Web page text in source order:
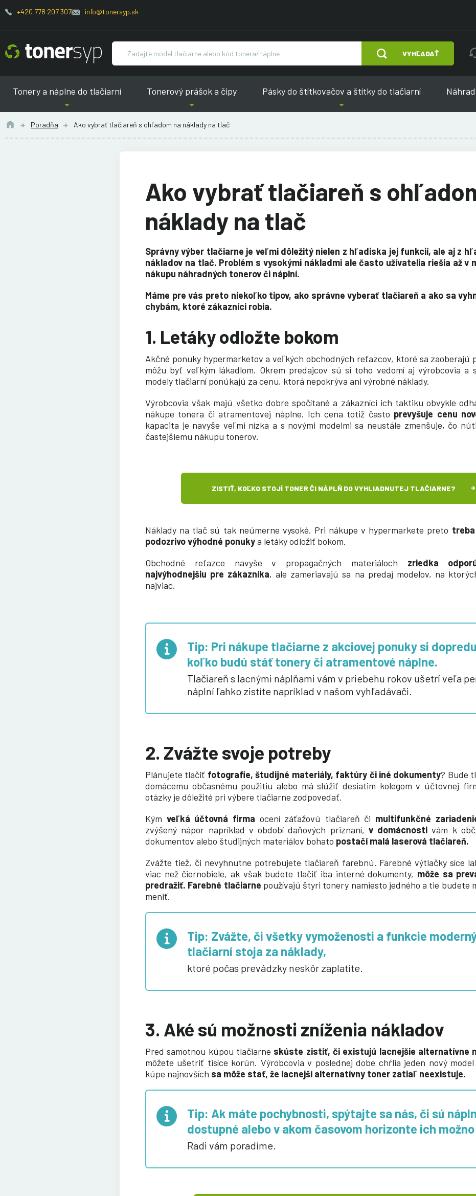
+420 778 207 307 info@tonersyp.sk
VYHĽADAŤ
Tonery a náplne do tlačiarní Tonerový prášok a čipy Pásky do štítkovačov a štítky do tlačiarní
Poradňa Ako vybrať tlačiareň s ohľadom na náklady na tlač
Ako vybrať tlačiareň s
náklady na tlač
Správny výber tlačiarne je veľmi dôležitý nielen z hľadiska jej funkcií, ale aj z
nákladov na tlač. Problém s vysokými nákladmi ale často užívatelia riešia až v
nákupu náhradných tonerov či náplní.
Máme pre vás preto niekoľko tipov, ako správne vyberať tlačiareň a ako sa
chybám, ktoré zákazníci robia.
1. Letáky odložte bokom
Akčné ponuky hypermarketov a veľkých obchodných reťazcov, ktoré sa zaoberajú
môžu byť veľkým lákadlom. Okrem predajcov sú si toho vedomí aj výrobcovia a
modely tlačiarní ponúkajú za cenu, ktorá nepokrýva ani výrobné náklady.
Výrobcovia však majú všetko dobre spočítané a zákazníci ich taktiku obvykle
nákupe tonera či atramentovej náplne. Ich cena totiž často prevyšuje cenu
kapacita je navyše veľmi nízka a s novými modelmi sa neustále zmenšuje, čo
častejšiemu nákupu tonerov.
ZISTIŤ, KOĽKO STOJÍ TONER ČI NÁPLŇ DO VYHLIADNUTEJ TLAČIARNE?
Náklady na tlač sú tak neúmerne vysoké. Pri nákupe v hypermarkete preto
podozrivo výhodné ponukya letáky odložiť bokom.
Obchodné reťazce navyše v propagačných materiáloch zriedka
najvýhodnejšiu pre zákazníka, ale zameriavajú sa na predaj modelov, na
najviac.
Tip: Pri nákupe tlačiarne z akciovej ponuky si
koľko budú stáť tonery či atramentové náplne.
Tlačiareň s lacnými náplňami vám v priebehu rokov ušetrí veľa
náplní ľahko zistíte napríklad v našom vyhľadávači.
2. Zvážte svoje potreby
Plánujete tlačiť fotografie, študijné materiály, faktúry či iné dokumenty? Bude
domácemu občasnému použitiu alebo má slúžiť desiatim kolegom v účtovnej
otázky je dôležité pri výbere tlačiarne zodpovedať.
Kým veľká účtovná firma ocení záťažovú tlačiareň či multifunkčné
zvýšený nápor napríklad v období daňových priznaní, v domácnostivám k
dokumentov alebo študijných materiálov bohato postačí malá laserová tlačiareň.
Zvážte tiež, či nevyhnutne potrebujete tlačiareň farebnú. Farebné výtlačky síce
viac než čiernobiele, ak však budete tlačiť iba interné dokumenty, môže sa
predražiť. Farebné tlačiarne používajú štyri tonery namiesto jedného a tie budete
meniť.
Tip: Zvážte, či všetky vymoženosti a funkcie
tlačiarní stoja za náklady,
ktoré počas prevádzky neskôr zaplatíte.
3. Aké sú možnosti zníženia nákladov
Pred samotnou kúpou tlačiarne skúste zistiť, či existujú lacnejšie alternatívne
môžete ušetriť tisíce korún. Výrobcovia v poslednej dobe chŕlia jeden nový
kúpe najnovších sa môže stať, že lacnejší alternatívny toner zatiaľ neexistuje.
Tip: Ak máte pochybnosti, spýtajte sa nás, či sú
dostupné alebo v akom časovom horizonte ich
Radi vám poradíme.